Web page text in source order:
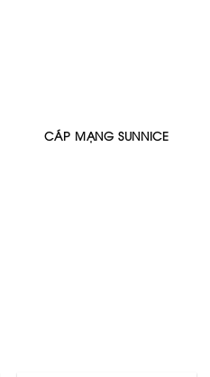
CÁP MẠNG SUNNICE